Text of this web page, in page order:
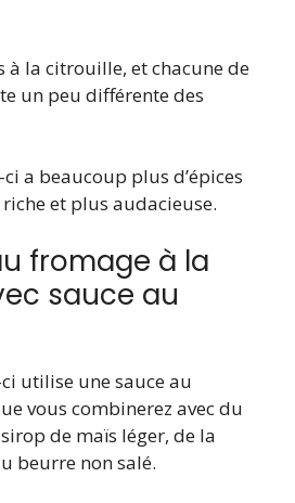
à la citrouille, et chacune de
un peu différente des
a beaucoup plus d’épices
et plus audacieuse.
fromage à la
sauce au
utilise une sauce au
vous combinerez avec du
de maïs léger, de la
beurre non salé.